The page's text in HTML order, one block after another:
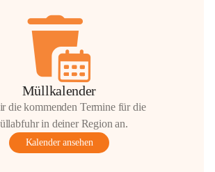
Müllkalender
die kommenden Termine für die
in deiner Region an.
Kalender ansehen